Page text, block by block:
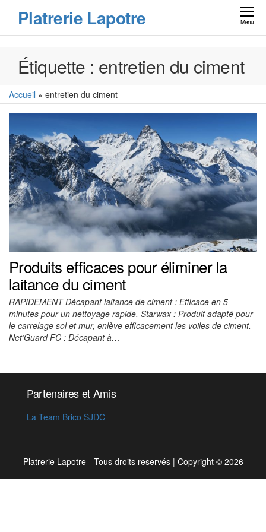
Platrerie Lapotre Menu
Étiquette : entretien du ciment
Accueil » entretien du ciment
Produits efficaces pour éliminer la
laitance du ciment
RAPIDEMENT Décapant laitance de ciment : Efficace en 5
minutes pour un nettoyage rapide. Starwax : Produit adapté pour
le carrelage sol et mur, enlève efficacement les voiles de ciment.
Net’Guard FC : Décapant à…
Partenaires et Amis
La Team Brico SJDC
Platrerie Lapotre - Tous droits reservés | Copyright © 2026